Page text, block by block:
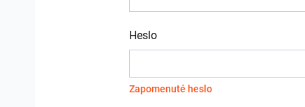
Heslo
Zapomenuté heslo